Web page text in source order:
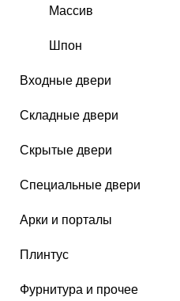
Массив
Шпон
Входные двери
Складные двери
Скрытые двери
Специальные двери
Арки и порталы
Плинтус
Фурнитура и прочее